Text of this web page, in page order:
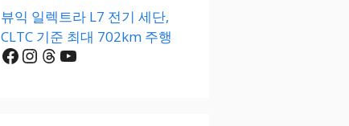
뷰익 일렉트라 L7 전기 세단,
CLTC 기준 최대 702km 주행
Facebook
Instagram
Threads
YouTube